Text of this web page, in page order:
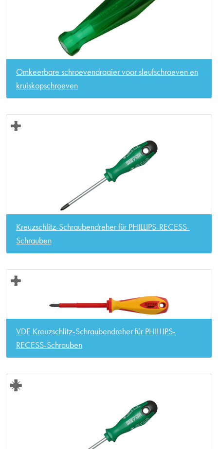
Omkeerbare schroevendraaier voor sleufschroeven en
kruiskopschroeven
Kreuzschlitz-Schraubendreher für PHILLIPS-RECESS-
Schrauben
VDE Kreuzschlitz-Schraubendreher für PHILLIPS-
RECESS-Schrauben